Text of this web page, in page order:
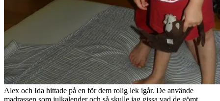
Alex och Ida hittade på en för dem rolig lek igår. De använde
madrassen som julkalender och så skulle jag gissa vad de gömt